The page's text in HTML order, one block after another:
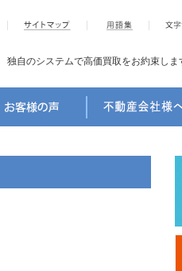
独自のシステムで高価買取をお約束しま